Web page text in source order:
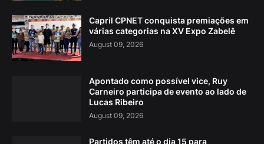
Capril CPNET conquista premiações em
várias categorias na XV Expo Zabelê
August 09, 2026
Apontado como possível vice, Ruy
Carneiro participa de evento ao lado de
Lucas Ribeiro
August 09, 2026
Partidos têm até o dia 15 para